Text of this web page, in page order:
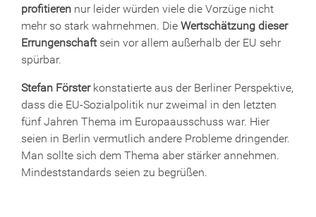
profitieren nur leider würden viele die Vorzüge nicht
mehr so stark wahrnehmen. Die Wertschätzung dieser
Errungenschaftsein vor allem außerhalb der EU sehr
spürbar.
Stefan Försterkonstatierte aus der Berliner Perspektive,
dass die EU-Sozialpolitik nur zweimal in den letzten
fünf Jahren Thema im Europaausschuss war. Hier
seien in Berlin vermutlich andere Probleme dringender.
Man sollte sich dem Thema aber stärker annehmen.
Mindeststandards seien zu begrüßen.